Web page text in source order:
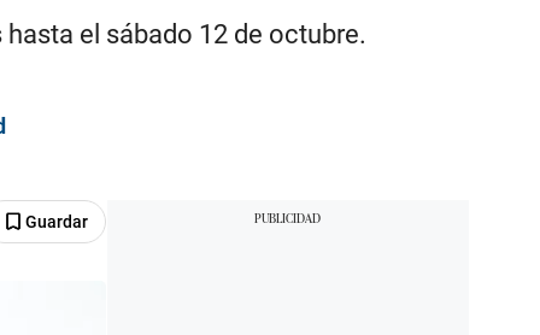
el sábado 12 de octubre.
Guardar